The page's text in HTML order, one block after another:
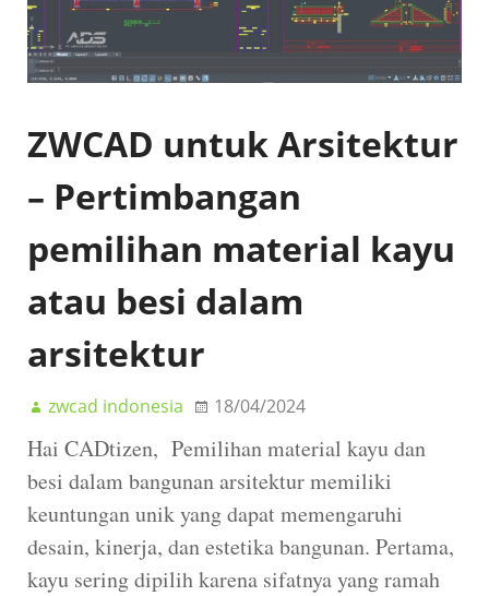
ZWCAD untuk Arsitektur
– Pertimbangan
pemilihan material kayu
atau besi dalam
arsitektur
zwcad indonesia 18/04/2024
Hai CADtizen, Pemilihan material kayu dan
besi dalam bangunan arsitektur memiliki
keuntungan unik yang dapat memengaruhi
desain, kinerja, dan estetika bangunan. Pertama,
kayu sering dipilih karena sifatnya yang ramah